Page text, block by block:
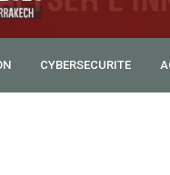
CYBERSECURITE